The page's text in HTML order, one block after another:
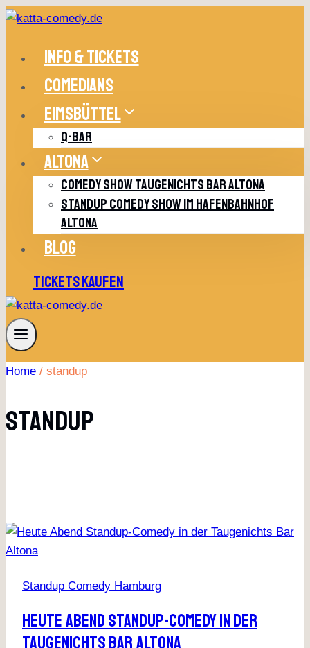
Zum
springenINFO & TICKETS
COMEDIANS
EIMSBÜTTEL
Q-BAR
ALTONA
COMEDY SHOW TAUGENICHTS BAR ALTONA
STANDUP COMEDY SHOW IM HAFENBAHNHOF
ALTONA
BLOG
TICKETS KAUFEN
Home / standup
Standup
Standup Comedy Hamburg
Heute Abend Standup-Comedy In Der
Taugenichts Bar Altona